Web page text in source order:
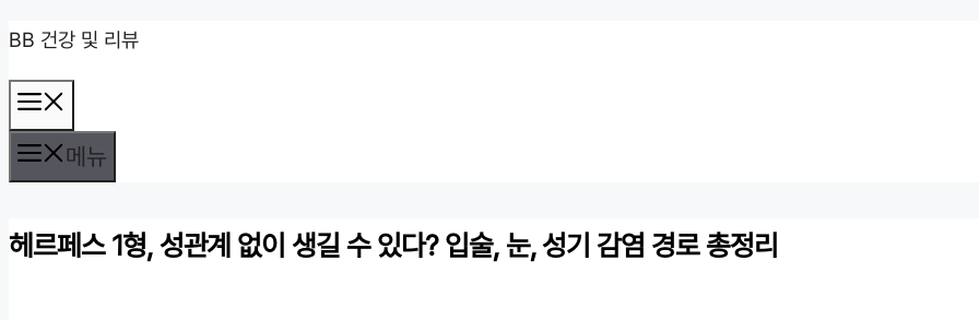
컨
텐
츠
로
너
BB 건강 및 리뷰
뉴
메뉴
헤르페스 1형, 성관계 없이 생길 수 있다? 입술, 눈, 성기 감염 경로 총정리